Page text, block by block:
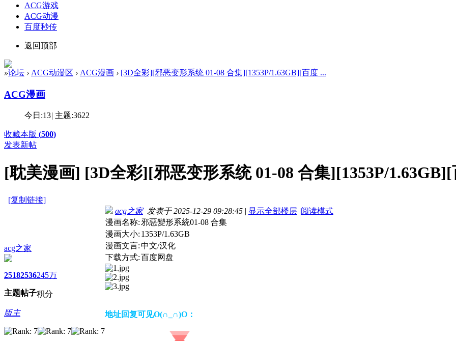
ACG游戏
ACG动漫
百度秒传
返回顶部
»论坛 › ACG动漫区 › ACG漫画 › [3D全彩][邪恶变形系统 01-08 合集][1353P/1.63GB][百度 ...
ACG漫画
今日:13| 主题:3622
收藏本版 (500)
发表新帖
[耽美漫画] [3D全彩][邪恶变形系统 01-08 合集][1353P/
[复制链接]
acg之家
2518
主题
2536
帖子
245万
积分
版主
acg之家发表于 2025-12-29 09:28:45 | 显示全部楼层 |阅读模式
漫画名称: 邪惡變形系統01-08 合集
漫画大小: 1353P/1.63GB
漫画文言:中文/汉化
下载方式:百度网盘
地址回复可见O(∩_∩)O：